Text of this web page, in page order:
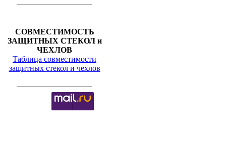
СОВМЕСТИМОСТЬ
ЗАЩИТНЫХ СТЕКОЛ и
ЧЕХЛОВ
Таблица совместимости
защитных стекол и чехлов